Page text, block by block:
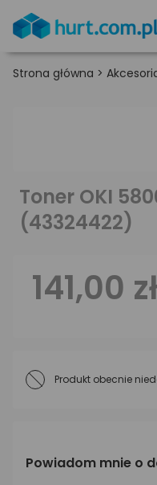
Strona główna >
Toner OKI
(43324422)
141,00 zł
Produkt obecnie
Powiadom mnie o